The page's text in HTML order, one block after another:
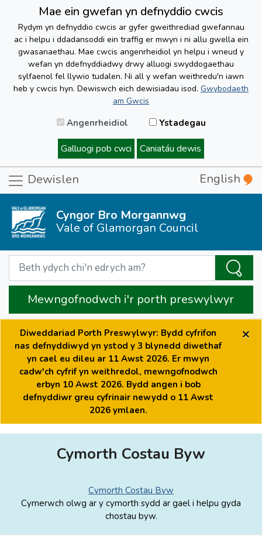
Mae ein gwefan yn defnyddio cwcis
Rydym yn defnyddio cwcis ar gyfer gweithrediad gwefannau
ac i helpu i ddadansoddi ein traffig er mwyn i ni allu gwella ein
gwasanaethau. Mae cwcis angenrheidiol yn helpu i wneud y
wefan yn ddefnyddiadwy drwy alluogi swyddogaethau
sylfaenol fel llywio tudalen. Ni all y wefan weithredu'n iawn
heb y cwcis hyn. Dewiswch eich dewisiadau isod. Gwybodaeth
am Gwcis
Angenrheidiol Ystadegau
Galluogi pob cwci Caniatáu dewis
Dewislen English
Cyngor Bro Morgannwg
Vale of Glamorgan Council
Mewngofnodwch i'r porth preswylwyr
Diweddariad Porth Preswylwyr: Bydd cyfrifon
nas defnyddiwyd yn ystod y 3 blynedd diwethaf
yn cael eu dileu ar 11 Awst 2026. Er mwyn
cadw'ch cyfrif yn weithredol, mewngofnodwch
erbyn 10 Awst 2026. Bydd angen i bob
defnyddiwr greu cyfrinair newydd o 11 Awst
2026 ymlaen.
×
Cymorth Costau Byw
Cymorth Costau Byw
Cymerwch olwg ar y cymorth sydd ar gael i helpu gyda
chostau byw.